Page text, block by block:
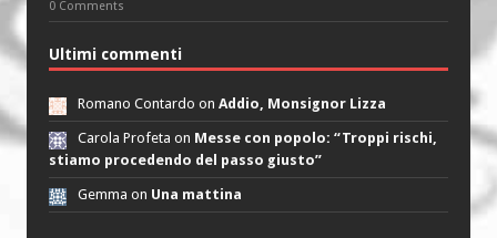
0 Comments
Ultimi commenti
Romano Contardo on Addio, Monsignor Lizza
Carola Profeta on Messe con popolo: “Troppi rischi,
stiamo procedendo del passo giusto”
Gemma on Una mattina